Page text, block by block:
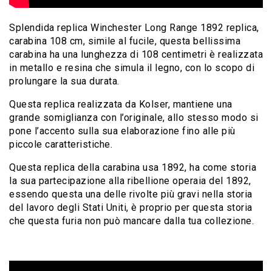
Splendida replica Winchester Long Range 1892 replica,
carabina 108 cm, simile al fucile, questa bellissima
carabina ha una lunghezza di 108 centimetri è realizzata
in metallo e resina che simula il legno, con lo scopo di
prolungare la sua durata.
Questa replica realizzata da Kolser, mantiene una
grande somiglianza con l’originale, allo stesso modo si
pone l’accento sulla sua elaborazione fino alle più
piccole caratteristiche.
Questa replica della carabina usa 1892, ha come storia
la sua partecipazione alla ribellione operaia del 1892,
essendo questa una delle rivolte più gravi nella storia
del lavoro degli Stati Uniti, è proprio per questa storia
che questa furia non può mancare dalla tua collezione.